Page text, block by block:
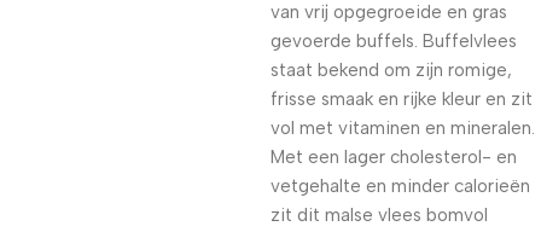
van vrij opgegroeide en gras
gevoerde buffels. Buffelvlees
staat bekend om zijn romige,
frisse smaak en rijke kleur en zit
vol met vitaminen en mineralen.
Met een lager cholesterol- en
vetgehalte en minder calorieën
zit dit malse vlees bomvol